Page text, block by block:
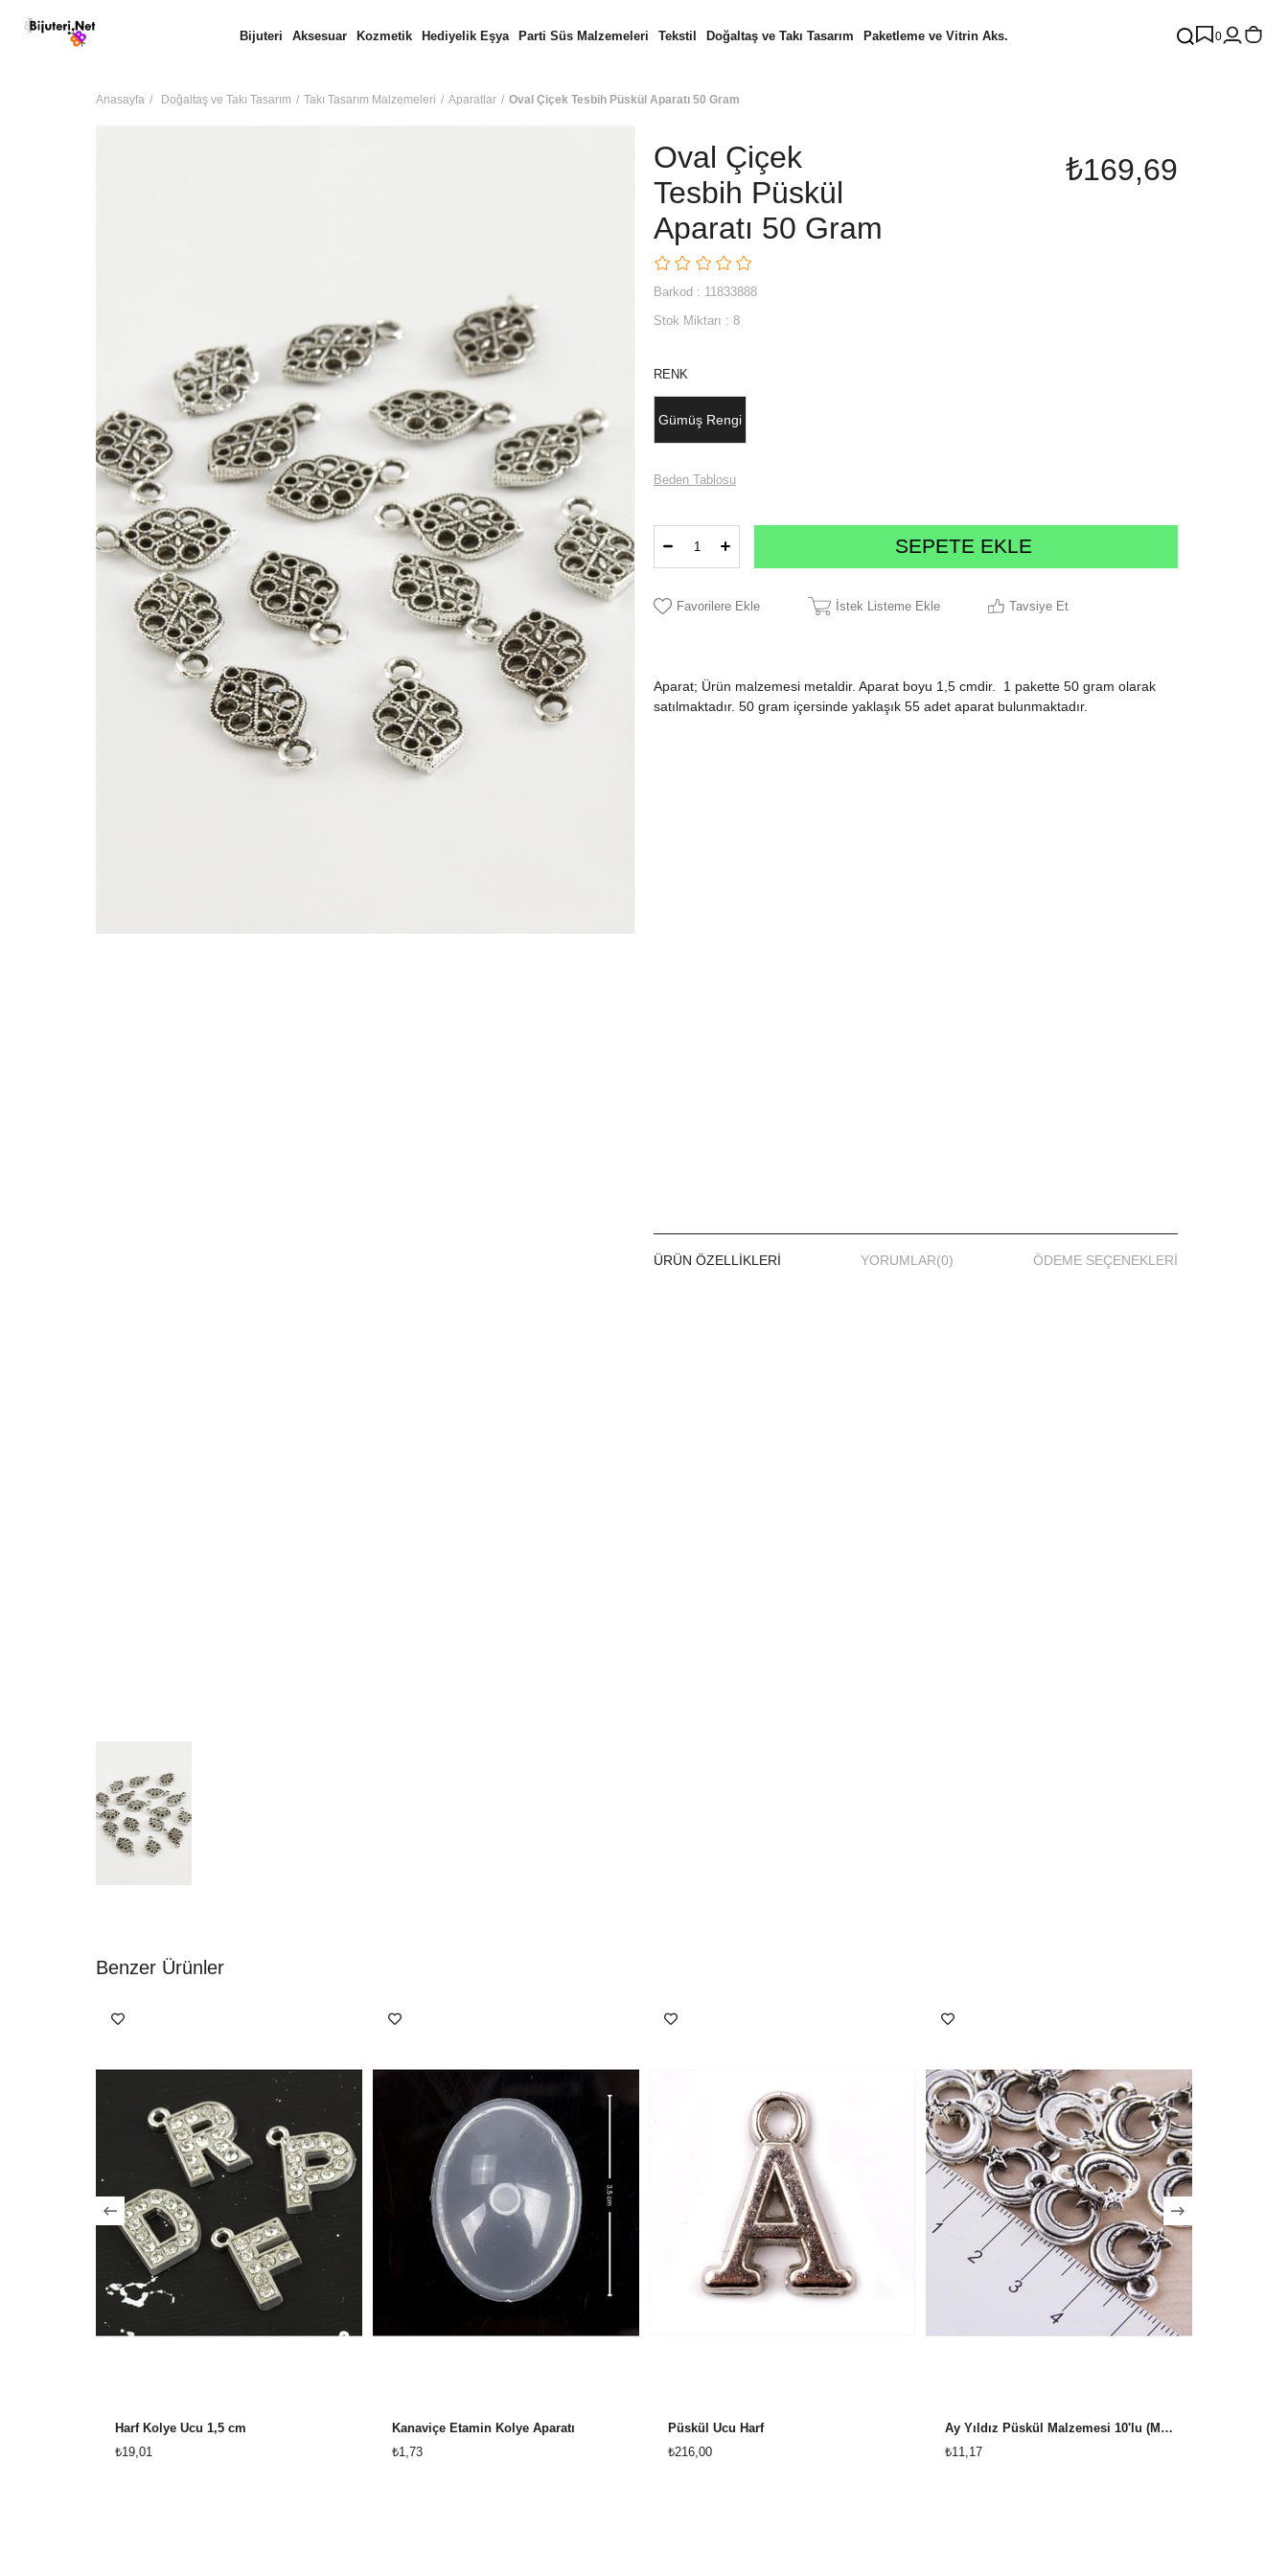
Bijuteri Aksesuar Kozmetik Hediyelik Eşya Parti Süs Malzemeleri Tekstil Doğaltaş ve Takı Tasarım Paketleme ve Vitrin Aks. 0
Anasayfa Doğaltaş ve Takı Tasarım Takı Tasarım Malzemeleri Aparatlar Oval Çiçek Tesbih Püskül Aparatı 50 Gram
Oval Çiçek
Tesbih Püskül
Aparatı 50 Gram
₺169,69
Barkod : 11833888
Stok Miktarı : 8
RENK
Gümüş Rengi
Beden Tablosu
Favorilere Ekle İstek Listeme Ekle Tavsiye Et
Aparat; Ürün malzemesi metaldir. Aparat boyu 1,5 cmdir. 1 pakette 50 gram olarak
satılmaktadır. 50 gram içersinde yaklaşık 55 adet aparat bulunmaktadır.
ÜRÜN ÖZELLIKLERI YORUMLAR(0) ÖDEME SEÇENEKLERI
Benzer Ürünler
Harf Kolye Ucu 1,5 cm
₺19,01
Kanaviçe Etamin Kolye Aparatı
₺1,73
Püskül Ucu Harf
₺216,00
Ay Yıldız Püskül Malzemesi 10'lu (Minik)
₺11,17